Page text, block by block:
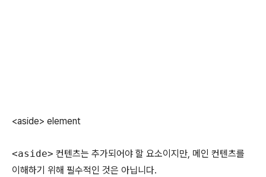
<aside> element
<aside> 컨텐츠는 추가되어야 할 요소이지만, 메인 컨텐츠를
이해하기 위해 필수적인 것은 아닙니다.